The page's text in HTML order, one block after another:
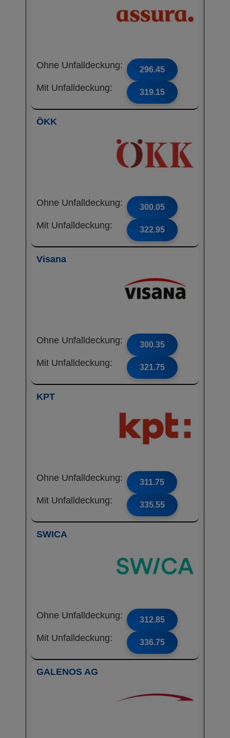
Ohne Unfalldeckung: 296.45
Mit Unfalldeckung: 319.15
ÖKK
Ohne Unfalldeckung: 300.05
Mit Unfalldeckung: 322.95
Visana
Ohne Unfalldeckung: 300.35
Mit Unfalldeckung: 321.75
KPT
Ohne Unfalldeckung: 311.75
Mit Unfalldeckung: 335.55
SWICA
Ohne Unfalldeckung: 312.85
Mit Unfalldeckung: 336.75
GALENOS AG